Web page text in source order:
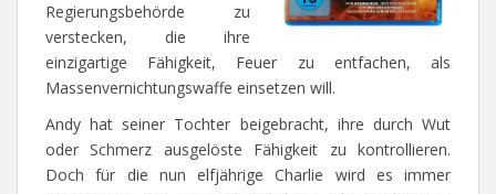
Regierungsbehörde zu
verstecken, die ihre
einzigartige Fähigkeit, Feuer zu entfachen, als
Massenvernichtungswaffe einsetzen will.
Andy hat seiner Tochter beigebracht, ihre durch Wut
oder Schmerz ausgelöste Fähigkeit zu kontrollieren.
Doch für die nun elfjährige Charlie wird es immer